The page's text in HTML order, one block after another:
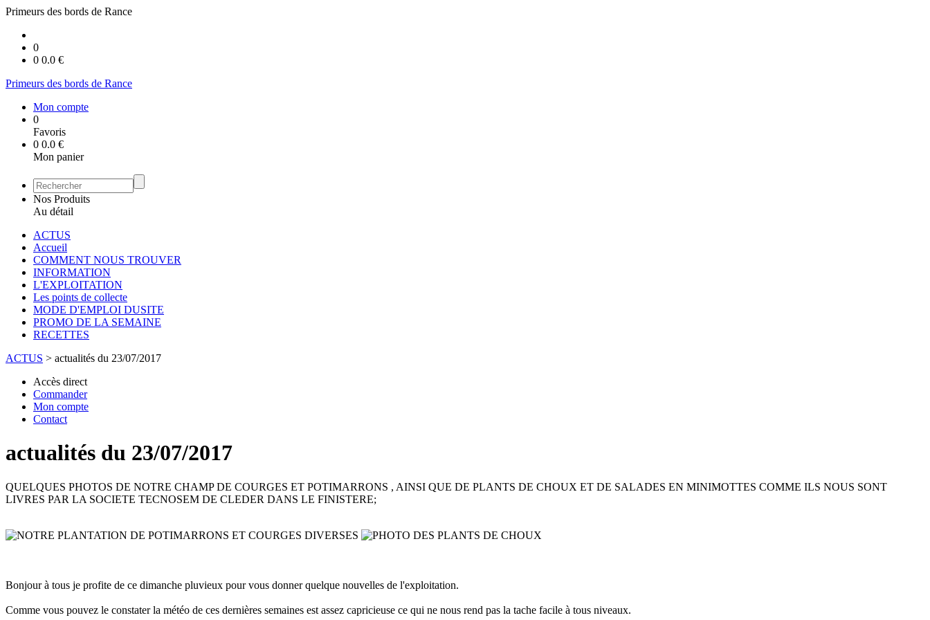
Primeurs des bords de Rance
0
0 0.0 €
Primeurs des bords de Rance
Mon compte
0
Favoris
0 0.0 €
Mon panier
Nos Produits
Au détail
ACTUS
Accueil
COMMENT NOUS TROUVER
INFORMATION
L'EXPLOITATION
Les points de collecte
MODE D'EMPLOI DUSITE
PROMO DE LA SEMAINE
RECETTES
ACTUS > actualités du 23/07/2017
Accès direct
Commander
Mon compte
Contact
actualités du 23/07/2017
QUELQUES PHOTOS DE NOTRE CHAMP DE COURGES ET POTIMARRONS , AINSI QUE DE PLANTS DE CHOUX ET DE SALADES EN MINIMOTTES COMME ILS NOUS SONT
LIVRES PAR LA SOCIETE TECNOSEM DE CLEDER DANS LE FINISTERE;
Bonjour à tous je profite de ce dimanche pluvieux pour vous donner quelque nouvelles de l'exploitation.
Comme vous pouvez le constater la météo de ces dernières semaines est assez capricieuse ce qui ne nous rend pas la tache facile à tous niveaux.